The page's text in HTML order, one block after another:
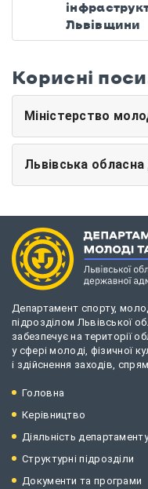
Львівщини
Корисні
Міністерство
Львівська
Департамент спорту,
підрозділом Львівської
забезпечує на території
у сфері молоді, фізичної
і здійснення заходів,
Головна
Керівництво
Діяльність департаменту
Структурні підрозділи
Документи та програми